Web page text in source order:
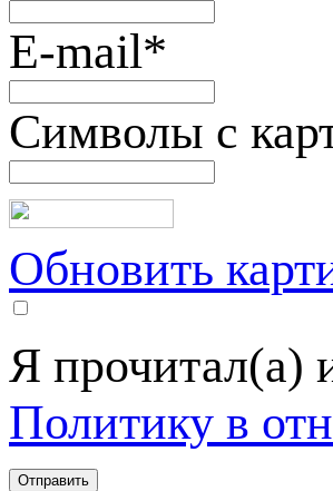
E-mail*
Символы с
Обновить
Я
Политику в